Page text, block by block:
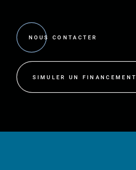
NOUS CONTACTER
SIMULER UN FINANCEMENT